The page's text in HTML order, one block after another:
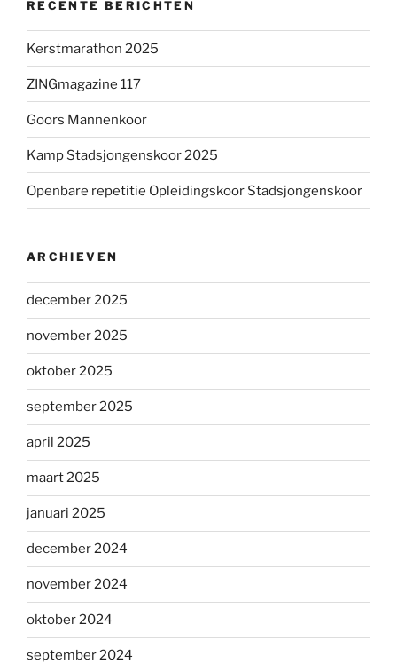
RECENTE BERICHTEN
Kerstmarathon 2025
ZINGmagazine 117
Goors Mannenkoor
Kamp Stadsjongenskoor 2025
Openbare repetitie Opleidingskoor Stadsjongenskoor
ARCHIEVEN
december 2025
november 2025
oktober 2025
september 2025
april 2025
maart 2025
januari 2025
december 2024
november 2024
oktober 2024
september 2024